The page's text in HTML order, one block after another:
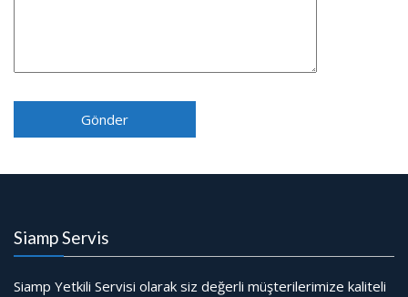
Siamp Servis
Siamp Yetkili Servisi olarak siz değerli müşterilerimize kaliteli